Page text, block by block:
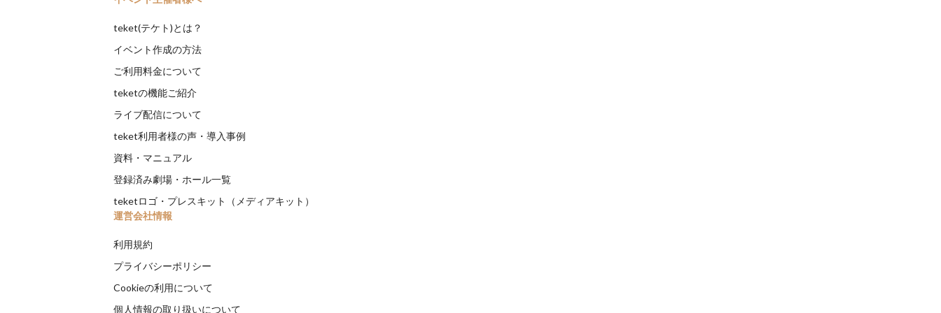
teket(テケト)とは？
イベント作成の方法
ご利用料金について
teketの機能ご紹介
ライブ配信について
teket利用者様の声・導入事例
資料・マニュアル
登録済み劇場・ホール一覧
teketロゴ・プレスキット（メディアキット）
運営会社情報
利用規約
プライバシーポリシー
Cookieの利用について
個人情報の取り扱いについて